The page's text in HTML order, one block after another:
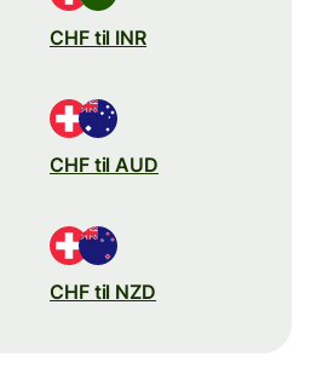
CHF til INR
CHF til AUD
CHF til NZD